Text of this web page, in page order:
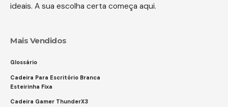
ideais. A sua escolha certa começa aqui.
Mais Vendidos
Glossário
Cadeira Para Escritório Branca
Esteirinha Fixa
Cadeira Gamer ThunderX3